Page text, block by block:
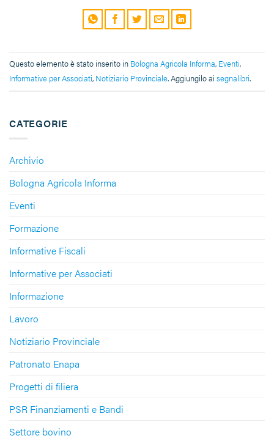
CATEGORIE
Archivio
Bologna Agricola Informa
Eventi
Formazione
Informative Fiscali
Informative per Associati
Informazione
Lavoro
Notiziario Provinciale
Patronato Enapa
Progetti di filiera
PSR Finanziamenti e Bandi
Settore bovino
Questo elemento è stato inserito in Bologna Agricola Informa, Eventi,
Informative per Associati, Notiziario Provinciale. Aggiungilo ai segnalibri.